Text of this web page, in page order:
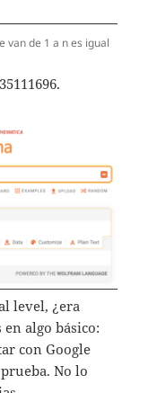
van de 1 a n es igual
level, ¿era
algo básico:
con Google
No lo